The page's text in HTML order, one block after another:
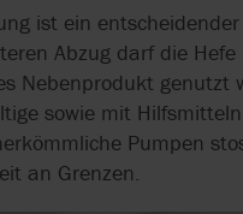
MIT
ist ein
Abzug darf die
Nebenprodukt genutzt
sowie mit
Pumpen
an Grenzen.